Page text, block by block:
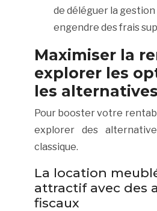
de déléguer la
engendre des frais
Maximiser la
explorer les
les alternatives
Pour booster votre
explorer des
classique.
La location
attractif avec des
fiscaux